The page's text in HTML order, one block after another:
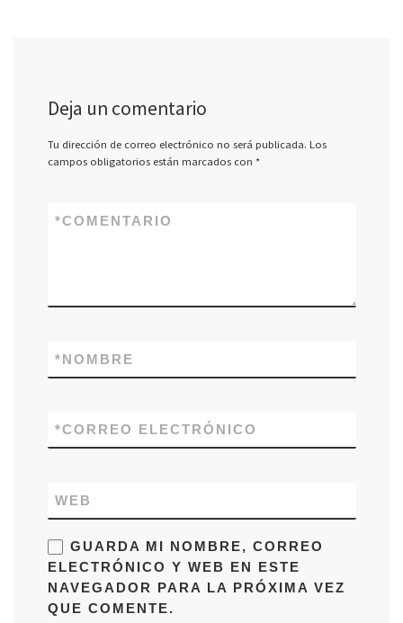
Deja un comentario
Tu dirección de correo electrónico no será publicada. Los
campos obligatorios están marcados con *
COMENTARIO
*
NOMBRE
*
CORREO ELECTRÓNICO
*
WEB
GUARDA MI NOMBRE, CORREO
ELECTRÓNICO Y WEB EN ESTE
NAVEGADOR PARA LA PRÓXIMA VEZ
QUE COMENTE.